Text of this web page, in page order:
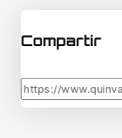
Compartir